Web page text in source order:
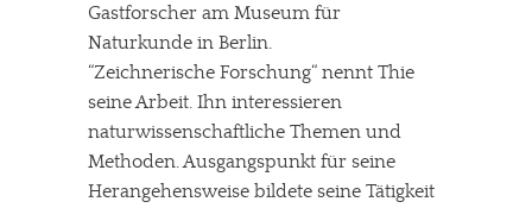
Gastforscher am Museum für
Naturkunde in Berlin.
“Zeichnerische Forschung“ nennt Thie
seine Arbeit. Ihn interessieren
naturwissenschaftliche Themen und
Methoden. Ausgangspunkt für seine
Herangehensweise bildete seine Tätigkeit